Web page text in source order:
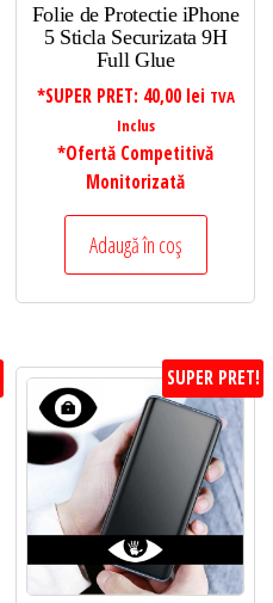
Folie de Protectie iPhone
5 Sticla Securizata 9H
Full Glue
*SUPER PRET: 40,00 lei TVA
Inclus
*Ofertă Competitivă
Monitorizată
Adaugă în coș
SUPER PRET!